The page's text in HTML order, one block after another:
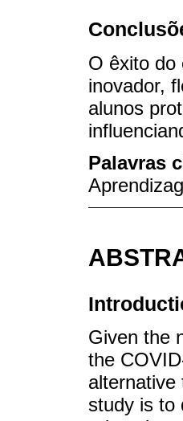
O êxito do
inovador,
alunos
Palavras
Given the
the
alternative
study is to